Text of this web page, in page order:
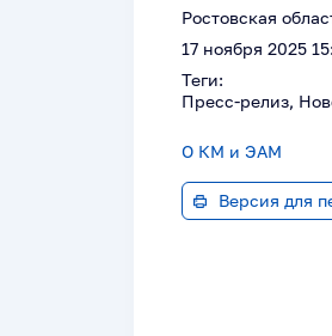
Ростовская
17 ноября 2025
Теги:
Пресс-релиз,
О КМ и ЭАМ
Версия для